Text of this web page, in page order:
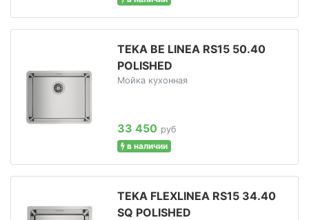
TEKA BE LINEA RS15 50.40
POLISHED
Мойка кухонная
33 450 руб
в наличии
TEKA FLEXLINEA RS15 34.40
SQ POLISHED